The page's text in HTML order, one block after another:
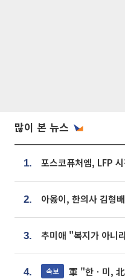
많이 본 뉴스
1.
2.
3.
4. 속보 軍 "한ㆍ미, 北 발